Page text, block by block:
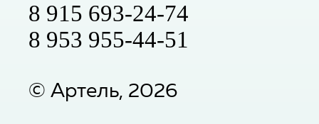
8 915 693-24-74
8 953 955-44-51
© Артель, 2026